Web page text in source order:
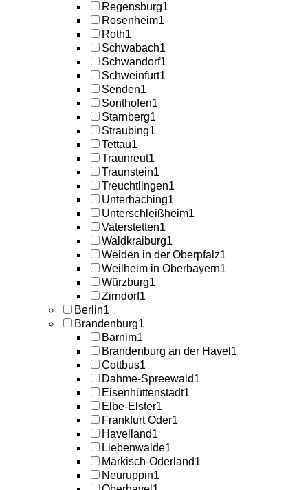
Regensburg1
Rosenheim1
Roth1
Schwabach1
Schwandorf1
Schweinfurt1
Senden1
Sonthofen1
Starnberg1
Straubing1
Tettau1
Traunreut1
Traunstein1
Treuchtlingen1
Unterhaching1
Unterschleißheim1
Vaterstetten1
Waldkraiburg1
Weiden in der Oberpfalz1
Weilheim in Oberbayern1
Würzburg1
Zirndorf1
Berlin1
Brandenburg1
Barnim1
Brandenburg an der Havel 1
Cottbus1
Dahme-Spreewald1
Eisenhüttenstadt1
Elbe-Elster1
Frankfurt Oder1
Havelland1
Liebenwalde1
Märkisch-Oderland1
Neuruppin1